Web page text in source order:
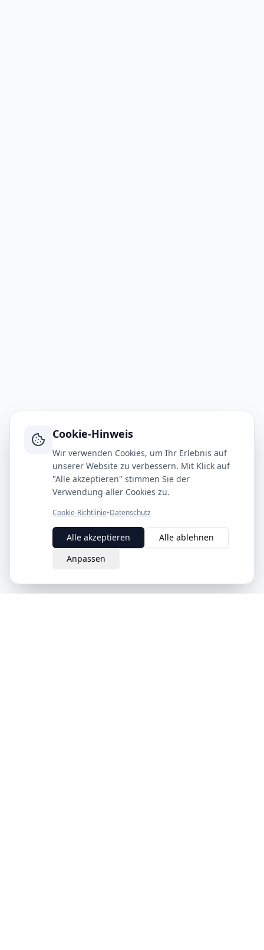
Cookie-Hinweis
Wir verwenden Cookies, um Ihr Erlebnis auf
unserer Website zu verbessern. Mit Klick auf
"Alle akzeptieren" stimmen Sie der
Verwendung aller Cookies zu.
Cookie-Richtlinie•Datenschutz
Alle akzeptieren
Alle ablehnen
Anpassen